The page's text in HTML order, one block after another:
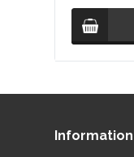
Information